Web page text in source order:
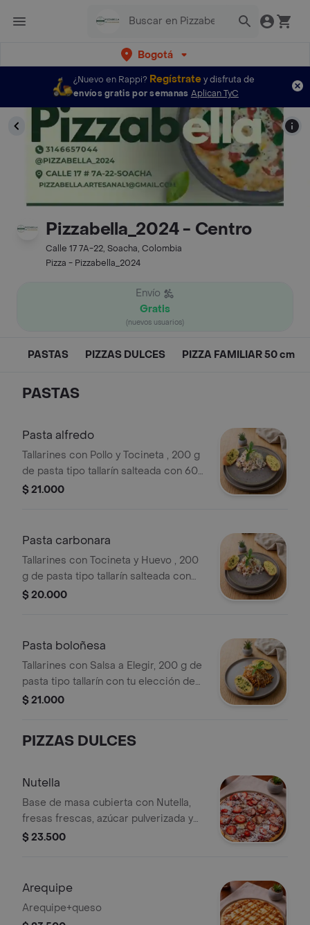
Bogotá
¿Nuevo en Rappi? Regístratey disfruta de
envíos gratis por semanas Aplican TyC
Pizzabella_2024 - Centro
Calle 17 7A-22, Soacha, Colombia
Pizza - Pizzabella_2024
Envío
Gratis
(nuevos usuarios)
PASTAS PIZZAS DULCES PIZZA FAMILIAR 50 cm
PASTAS
Pasta alfredo
Tallarines con Pollo y Tocineta , 200 g
de pasta tipo tallarín salteada con 60
g de pollo, 30 g de tocineta, crema de
$ 21.000
Pasta carbonara
Tallarines con Tocineta y Huevo , 200
g de pasta tipo tallarín salteada con
30 g de tocineta, crema de leche,
$ 20.000
Pasta boloñesa
Tallarines con Salsa a Elegir, 200 g de
pasta tipo tallarín con tu elección de
salsa boloñesa o napolitana, servidos
$ 21.000
PIZZAS DULCES
Nutella
Base de masa cubierta con Nutella,
fresas frescas, azúcar pulverizada y
queso.
$ 23.500
Arequipe
Arequipe+queso